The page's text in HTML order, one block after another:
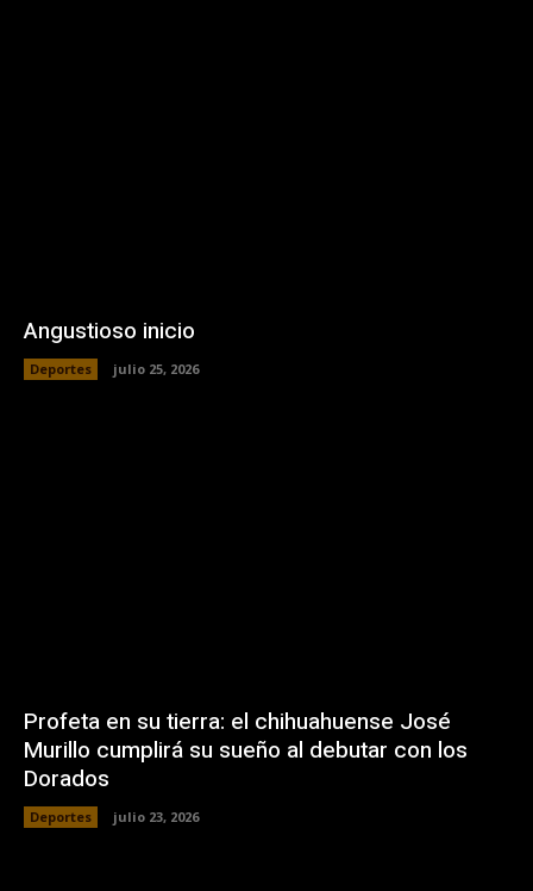
Angustioso inicio
Deportes julio 25, 2026
Profeta en su tierra: el chihuahuense José
Murillo cumplirá su sueño al debutar con los
Dorados
Deportes julio 23, 2026